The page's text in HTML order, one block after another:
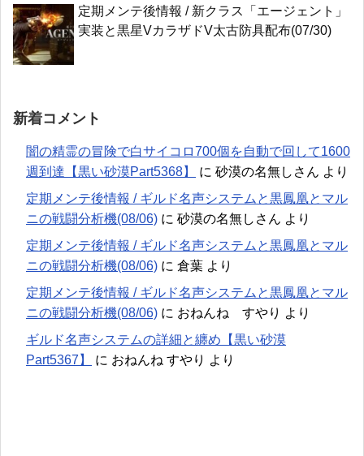
定期メンテ後情報 / 新クラス「エージェント」
実装と黒星VカラザドV太古防具配布(07/30)
新着コメント
闇の精霊の冒険で白サイコロ700個を自動で回して1600
週到達【黒い砂漠Part5368】
に 砂漠の名無しさん より
定期メンテ後情報 / ギルド名声システムと黒鳳凰とマル
ニの戦闘分析機(08/06) に 砂漠の名無しさん より
定期メンテ後情報 / ギルド名声システムと黒鳳凰とマル
ニの戦闘分析機(08/06) に 倉葉 より
定期メンテ後情報 / ギルド名声システムと黒鳳凰とマル
ニの戦闘分析機(08/06) に おねんね すやり より
ギルド名声システムの詳細と纏め【黒い砂漠
Part5367】
に おねんね すやり より